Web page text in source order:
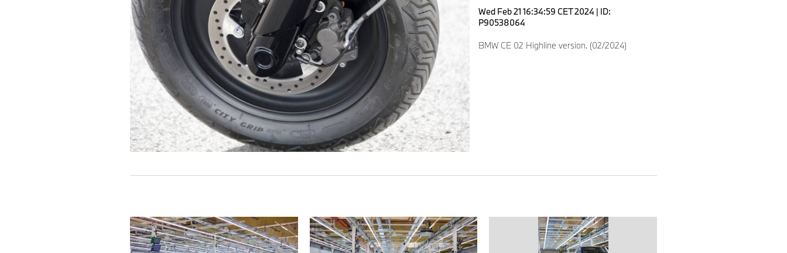
Wed Feb 21 16:34:59 CET 2024 | ID:
P90538064
BMW CE 02 Highline version. (02/2024)